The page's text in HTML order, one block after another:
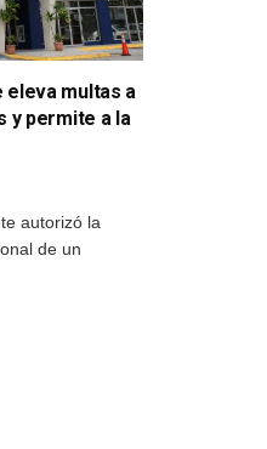
eleva multas a
y permite a la
autorizó la
de un